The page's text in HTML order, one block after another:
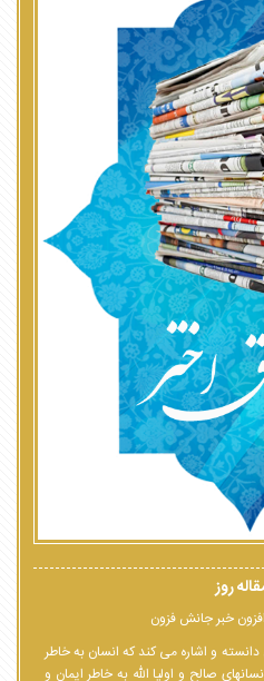
روز
خبر جانش فزون
و اشاره می کند که انسان به خاطر
صالح و اولیا الله به خاطر ایمان و